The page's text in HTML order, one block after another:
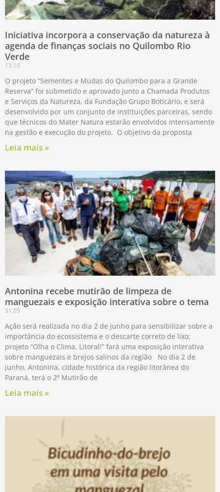
Iniciativa incorpora a conservação da natureza à
agenda de finanças sociais no Quilombo Rio
Verde
13.10
O projeto “Sementes e Mudas do Quilombo para a Grande
Reserva” foi submetido e aprovado junto a Chamada Produtos
e Serviços da Natureza, da Fundação Grupo Boticário, e será
desenvolvido por um conjunto de instituições parceiras, sendo
que técnicos do Mater Natura estarão envolvidos intensamente
na gestão e execução do projeto. O objetivo da proposta
Leia mais »
Antonina recebe mutirão de limpeza de
manguezais e exposição interativa sobre o tema
31.05
Ação será realizada no dia 2 de junho para sensibilizar sobre a
importância do ecossistema e o descarte correto de lixo;
projeto “Olha o Clima, Litoral!” fará uma exposição interativa
sobre manguezais e brejos salinos da região No dia 2 de
junho, Antonina, cidade histórica da região litorânea do
Paraná, terá o 2º Mutirão de
Leia mais »